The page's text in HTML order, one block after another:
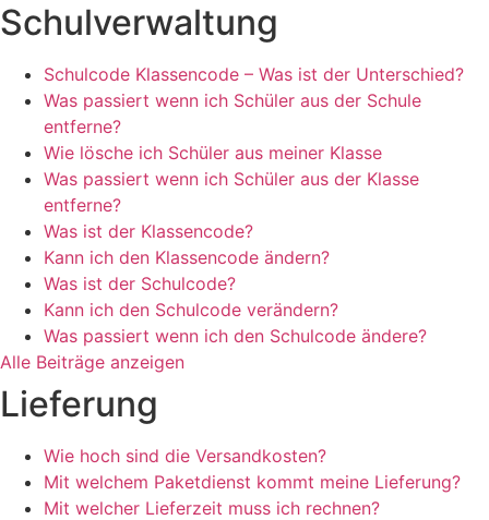
Schulverwaltung
Schulcode Klassencode – Was ist der Unterschied?
Was passiert wenn ich Schüler aus der Schule
entferne?
Wie lösche ich Schüler aus meiner Klasse
Was passiert wenn ich Schüler aus der Klasse
entferne?
Was ist der Klassencode?
Kann ich den Klassencode ändern?
Was ist der Schulcode?
Kann ich den Schulcode verändern?
Was passiert wenn ich den Schulcode ändere?
Alle Beiträge anzeigen
Lieferung
Wie hoch sind die Versandkosten?
Mit welchem Paketdienst kommt meine Lieferung?
Mit welcher Lieferzeit muss ich rechnen?